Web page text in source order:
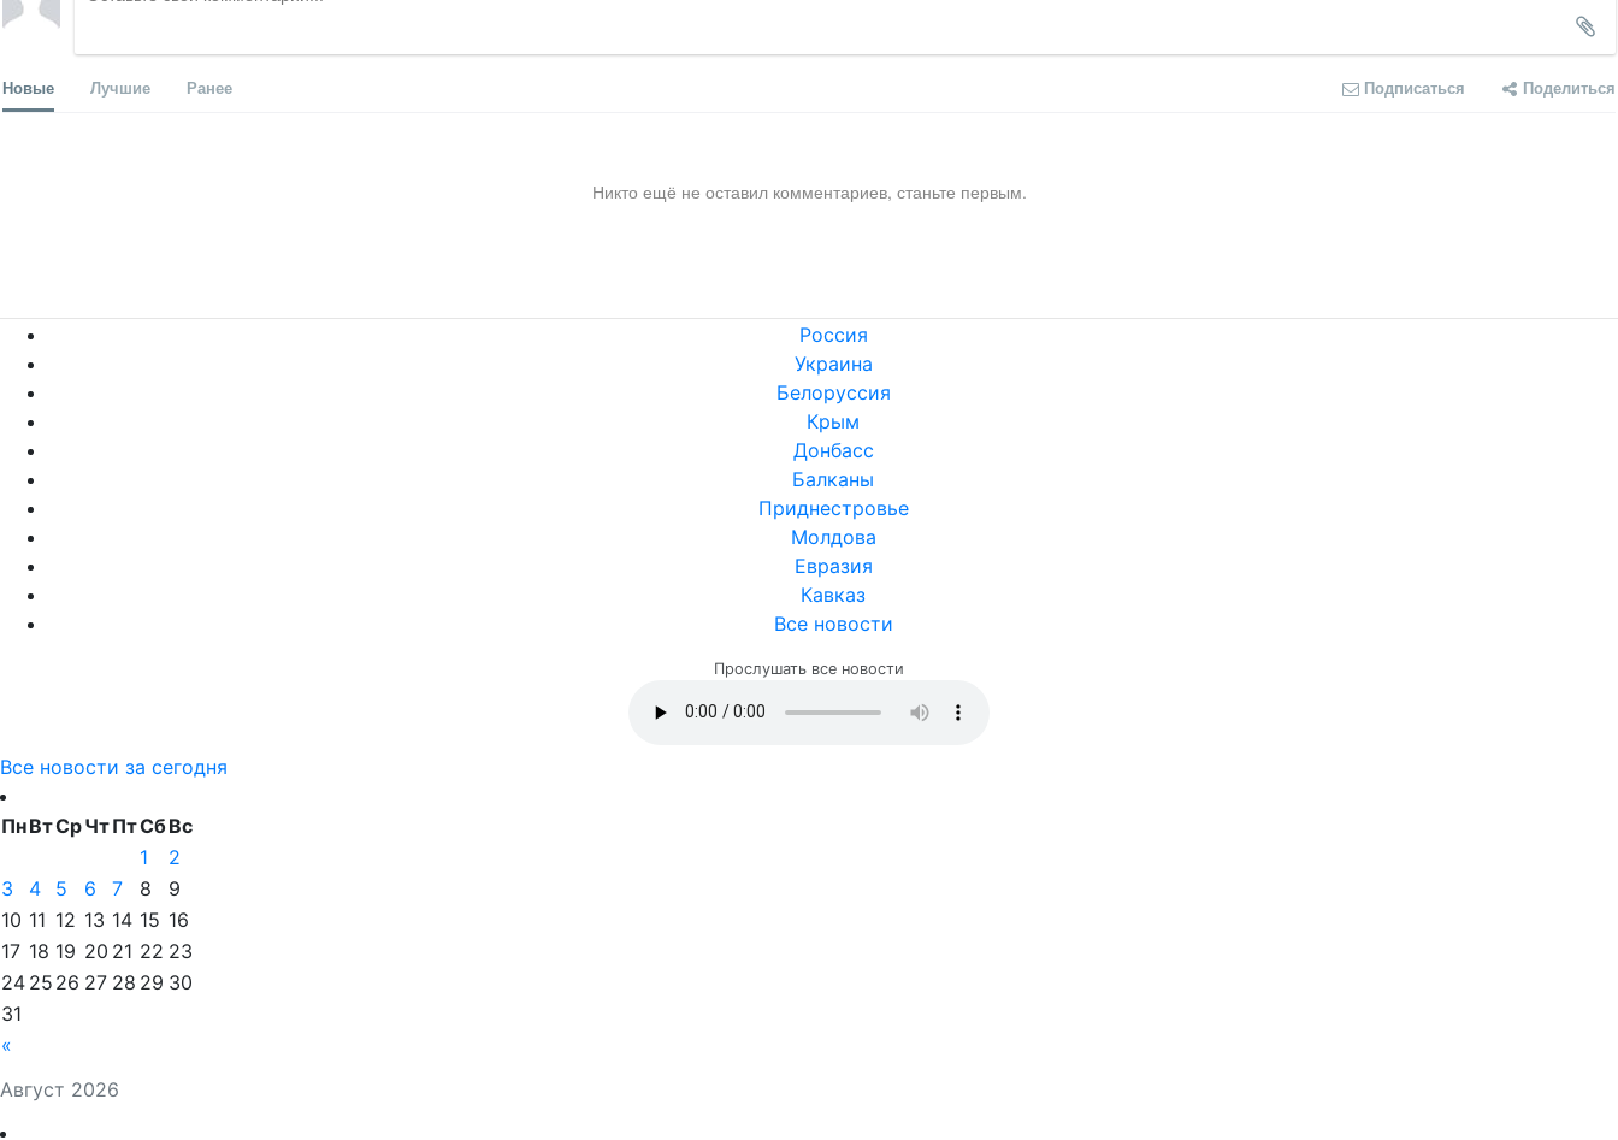
Новые Лучшие Ранее Подписаться Поделиться
Никто ещё не оставил комментариев, станьте первым.
Россия
Украина
Белоруссия
Крым
Донбасс
Балканы
Приднестровье
Молдова
Евразия
Кавказ
Все новости
Прослушать все новости
Все новости за сегодня
Август 2026
ПнВтСрЧтПтСбВс
«
1
2
3
4 5 6 7 8
9
10 11 12 13 14 15 16
17 18 19 20 21 22 23
24 25 26 27 28 29 30
31